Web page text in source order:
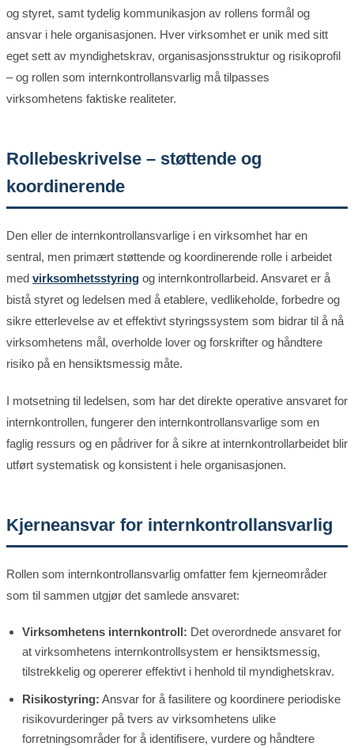
og styret, samt tydelig kommunikasjon av rollens formål og
ansvar i hele organisasjonen. Hver virksomhet er unik med sitt
eget sett av myndighetskrav, organisasjonsstruktur og risikoprofil
– og rollen som internkontrollansvarlig må tilpasses
virksomhetens faktiske realiteter.
Rollebeskrivelse – støttende og
koordinerende
Den eller de internkontrollansvarlige i en virksomhet har en
sentral, men primært støttende og koordinerende rolle i arbeidet
med virksomhetsstyring og internkontrollarbeid. Ansvaret er å
bistå styret og ledelsen med å etablere, vedlikeholde, forbedre og
sikre etterlevelse av et effektivt styringssystem som bidrar til å nå
virksomhetens mål, overholde lover og forskrifter og håndtere
risiko på en hensiktsmessig måte.
I motsetning til ledelsen, som har det direkte operative ansvaret for
internkontrollen, fungerer den internkontrollansvarlige som en
faglig ressurs og en pådriver for å sikre at internkontrollarbeidet blir
utført systematisk og konsistent i hele organisasjonen.
Kjerneansvar for internkontrollansvarlig
Rollen som internkontrollansvarlig omfatter fem kjerneområder
som til sammen utgjør det samlede ansvaret:
Virksomhetens internkontroll: Det overordnede ansvaret for
at virksomhetens internkontrollsystem er hensiktsmessig,
tilstrekkelig og opererer effektivt i henhold til myndighetskrav.
Risikostyring: Ansvar for å fasilitere og koordinere periodiske
risikovurderinger på tvers av virksomhetens ulike
forretningsområder for å identifisere, vurdere og håndtere